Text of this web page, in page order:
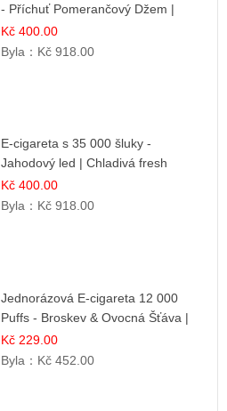
- Příchuť Pomerančový Džem |
Dlouhotrvající zážitek
Kč 400.00
Byla： Kč 918.00
E-cigareta s 35 000 šluky -
Jahodový led | Chladivá fresh
příchuť
Kč 400.00
Byla： Kč 918.00
Jednorázová E-cigareta 12 000
Puffs - Broskev & Ovocná Šťáva |
Osvěžující ovocná směs
Kč 229.00
Byla： Kč 452.00